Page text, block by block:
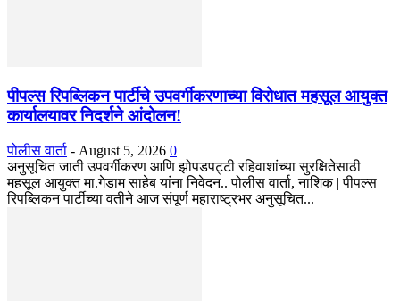
पीपल्स रिपब्लिकन पार्टीचे उपवर्गीकरणाच्या विरोधात महसूल आयुक्त
कार्यालयावर निदर्शने आंदोलन!
पोलीस वार्ता - August 5, 2026 0
अनुसूचित जाती उपवर्गीकरण आणि झोपडपट्टी रहिवाशांच्या सुरक्षितेसाठी
महसूल आयुक्त मा.गेडाम साहेब यांना निवेदन.. पोलीस वार्ता, नाशिक | पीपल्स
रिपब्लिकन पार्टीच्या वतीने आज संपूर्ण महाराष्ट्रभर अनुसूचित...